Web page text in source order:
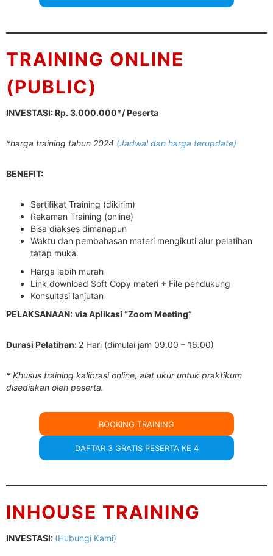
TRAINING ONLINE
(PUBLIC)
INVESTASI: Rp. 3.000.000*/ Peserta
*harga training tahun 2024 (Jadwal dan harga terupdate)
BENEFIT:
Sertifikat Training (dikirim)
Rekaman Training (online)
Bisa diakses dimanapun
Waktu dan pembahasan materi mengikuti alur pelatihan
tatap muka.
Harga lebih murah
Link download Soft Copy materi + File pendukung
Konsultasi lanjutan
PELAKSANAAN: via Aplikasi “Zoom Meeting“
Durasi Pelatihan: 2 Hari (dimulai jam 09.00 – 16.00)
* Khusus training kalibrasi online, alat ukur untuk praktikum
disediakan oleh peserta.
BOOKING TRAINING
DAFTAR 3 GRATIS PESERTA KE 4
INHOUSE TRAINING
INVESTASI: (Hubungi Kami)